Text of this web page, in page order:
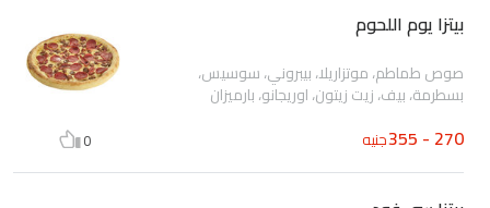
بيتزا يوم اللحوم
صوص طماطم، موتزاريلا، بيبروني، سوسيس،
بسطرمة، بيف، زيت زيتون، اوريجانو، بارميزان
270 - 355 جنيه 0